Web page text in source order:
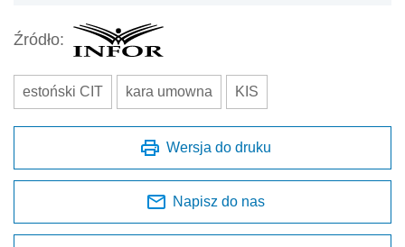
Źródło:
estoński CIT kara umowna KIS
Wersja do druku
Napisz do nas